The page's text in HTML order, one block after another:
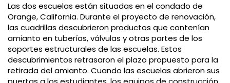
Las dos escuelas están situadas en el condado de
Orange, California. Durante el proyecto de renovación,
las cuadrillas descubrieron productos que contenían
amianto en tuberías, válvulas y otras partes de los
soportes estructurales de las escuelas. Estos
descubrimientos retrasaron el plazo propuesto para la
retirada del amianto. Cuando las escuelas abrieron sus